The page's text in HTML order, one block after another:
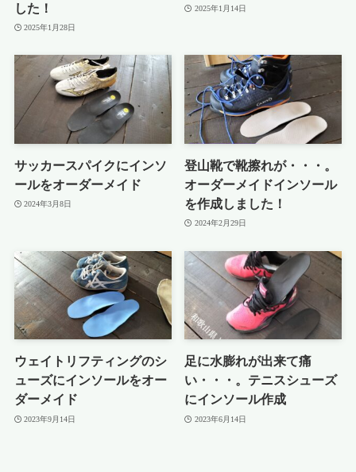
した！
2025年1月28日
2025年1月14日
サッカースパイクにインソ
ールをオーダーメイド
2024年3月8日
登山靴で靴擦れが・・・。
オーダーメイドインソール
を作成しました！
2024年2月29日
ウェイトリフティングのシ
ューズにインソールをオー
ダーメイド
2023年9月14日
足に水膨れが出来て痛
い・・・。テニスシューズ
にインソール作成
2023年6月14日